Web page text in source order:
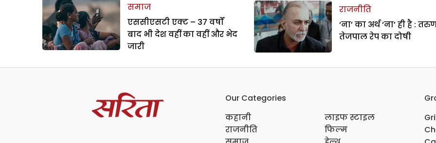
समाज
एससीएसटी एक्ट – 37 वर्षों
बाद भी देश वहीं का वहीं और भेद
जारी
राजनीति
‘ना’ का अर्थ ‘ना’ ही है :
तेजपाल रेप का दोषी
Our Categories
कहानी
राजनीति
लाइफ स्टाइल
फिल्म